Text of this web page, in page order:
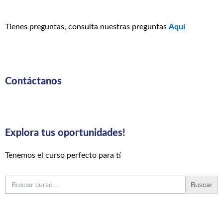
Tienes preguntas, consulta nuestras preguntas Aquí
Contáctanos
Explora tus oportunidades!
Tenemos el curso perfecto para tí
Buscar: